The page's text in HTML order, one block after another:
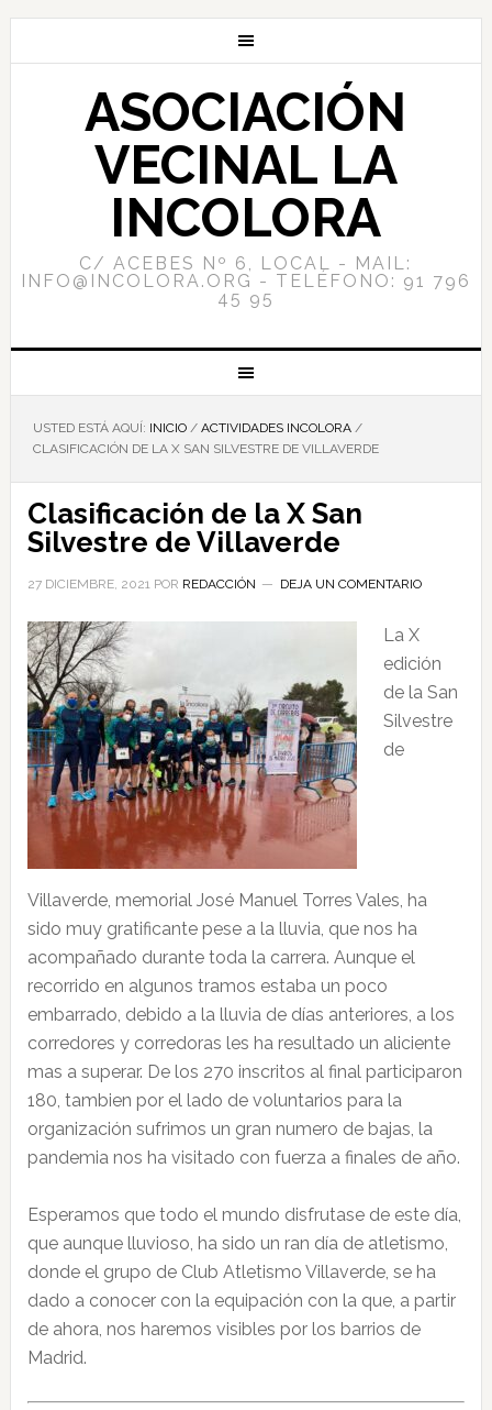
ASOCIACIÓN
VECINAL LA
INCOLORA
C/ ACEBES Nº 6, LOCAL - MAIL:
INFO@INCOLORA.ORG - TELÉFONO: 91 796
45 95
USTED ESTÁ AQUÍ: INICIO / ACTIVIDADES INCOLORA /
CLASIFICACIÓN DE LA X SAN SILVESTRE DE VILLAVERDE
Clasificación de la X San
Silvestre de Villaverde
27 DICIEMBRE, 2021POR REDACCIÓN DEJA UN COMENTARIO
La X
edición
de la San
Silvestre
de
Villaverde, memorial José Manuel Torres Vales, ha
sido muy gratificante pese a la lluvia, que nos ha
acompañado durante toda la carrera. Aunque el
recorrido en algunos tramos estaba un poco
embarrado, debido a la lluvia de días anteriores, a los
corredores y corredoras les ha resultado un aliciente
mas a superar. De los 270 inscritos al final participaron
180, tambien por el lado de voluntarios para la
organización sufrimos un gran numero de bajas, la
pandemia nos ha visitado con fuerza a finales de año.
Esperamos que todo el mundo disfrutase de este día,
que aunque lluvioso, ha sido un ran día de atletismo,
donde el grupo de Club Atletismo Villaverde, se ha
dado a conocer con la equipación con la que, a partir
de ahora, nos haremos visibles por los barrios de
Madrid.